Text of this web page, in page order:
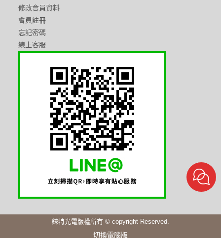
修改會員資料
會員註冊
忘記密碼
線上客服
錸特光電版權所有 © copyright Reserved.
切換電腦版